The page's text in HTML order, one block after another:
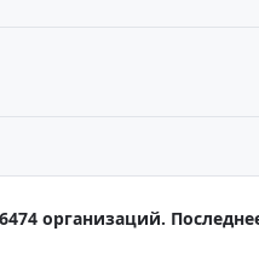
организаций.